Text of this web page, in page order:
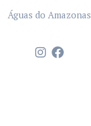
Águas do Amazonas